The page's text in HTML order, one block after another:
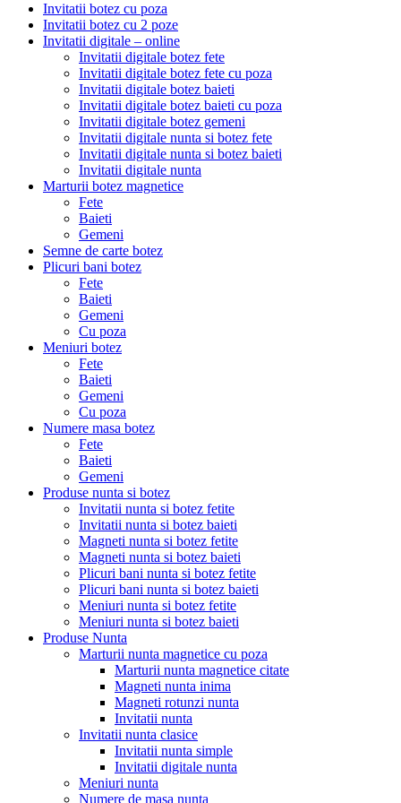
Invitatii botez cu poza
Invitatii botez cu 2 poze
Invitatii digitale – online
Invitatii digitale botez fete
Invitatii digitale botez fete cu poza
Invitatii digitale botez baieti
Invitatii digitale botez baieti cu poza
Invitatii digitale botez gemeni
Invitatii digitale nunta si botez fete
Invitatii digitale nunta si botez baieti
Invitatii digitale nunta
Marturii botez magnetice
Fete
Baieti
Gemeni
Semne de carte botez
Plicuri bani botez
Fete
Baieti
Gemeni
Cu poza
Meniuri botez
Fete
Baieti
Gemeni
Cu poza
Numere masa botez
Fete
Baieti
Gemeni
Produse nunta si botez
Invitatii nunta si botez fetite
Invitatii nunta si botez baieti
Magneti nunta si botez fetite
Magneti nunta si botez baieti
Plicuri bani nunta si botez fetite
Plicuri bani nunta si botez baieti
Meniuri nunta si botez fetite
Meniuri nunta si botez baieti
Produse Nunta
Marturii nunta magnetice cu poza
Marturii nunta magnetice citate
Magneti nunta inima
Magneti rotunzi nunta
Invitatii nunta
Invitatii nunta clasice
Invitatii nunta simple
Invitatii digitale nunta
Meniuri nunta
Numere de masa nunta